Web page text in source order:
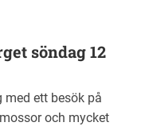
söndag 12
ett besök på
och mycket